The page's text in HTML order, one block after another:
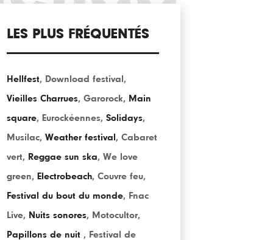
LES PLUS FRÉQUENTÉS
Hellfest, Download festival ,
Vieilles Charrues, Garorock, Main
square, Eurockéennes, Solidays,
Musilac, Weather festival , Cabaret
vert, Reggae sun ska, We love
green, Electrobeach, Couvre feu,
Festival du bout du monde, Fnac
Live, Nuits sonores, Motocultor,
Papillons de nuit , Festival de